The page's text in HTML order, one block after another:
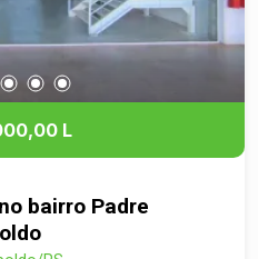
L
bairro Padre